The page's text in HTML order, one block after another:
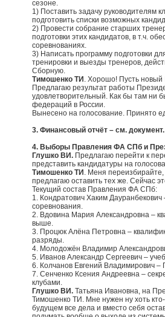
сезоне.
1) Поставить задачу руководителям
подготовить списки возможных
2) Провести собрание старших
подготовки этих кандидатов, в т.ч.
соревнованиях.
3) Написать программу подготовки
тренировки и выезды тренеров,
Сборную.
Тимошенко ТИ . Хорошо! Пусть новый
Предлагаю результат работы
удовлетворительный. Как бы там ни
федераций в России.
Вынесено на голосование. Принято
3. Финансовый отчёт – см. документ.
4. Выборы Правления ФА СПб и
Глушко ВИ. Предлагаю перейти к
представить кандидатуры на
Тимошенко ТИ . Меня
предлагаю оставить тех же. Сейчас
Текущий состав Правления ФА СПб:
1. Кондратович Хаким
соревнования.
2. Вдовина Мария Александровна –
выше.
3. Процюк Алёна Петровна –
разряды.
4. Молодожён Владимир
5. Иванов Александр Сергеевич –
6. Колчанов Евгений Владимирович –
7. Сенченко Ксения Андреевна –
клубами.
Глушко ВИ. Татьяна Ивановна, на
Тимошенко ТИ. Мне нужен ну хоть кто-
будущем все дела и вместо себя